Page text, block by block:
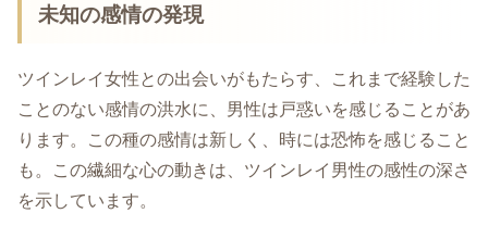
未知の感情の発現
ツインレイ女性との出会いがもたらす、これまで経験した
ことのない感情の洪水に、男性は戸惑いを感じることがあ
ります。この種の感情は新しく、時には恐怖を感じること
も。この繊細な心の動きは、ツインレイ男性の感性の深さ
を示しています。